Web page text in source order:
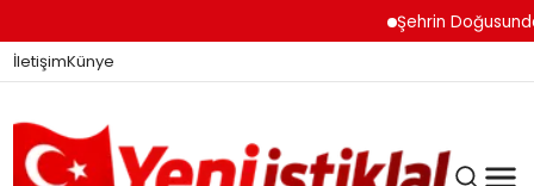
Şehrin
İletişimKünye